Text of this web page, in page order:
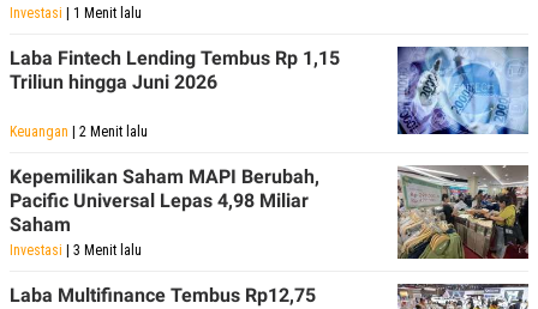
Investasi | 1 Menit lalu
Laba Fintech Lending Tembus Rp 1,15
Triliun hingga Juni 2026
Keuangan | 2 Menit lalu
Kepemilikan Saham MAPI Berubah,
Pacific Universal Lepas 4,98 Miliar
Saham
Investasi | 3 Menit lalu
Laba Multifinance Tembus Rp12,75